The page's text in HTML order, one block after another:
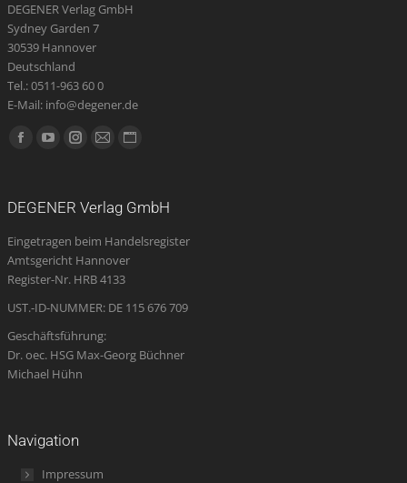
DEGENER Verlag GmbH
Sydney Garden 7
30539 Hannover
Deutschland
Tel.: 0511-963 60 0
E-Mail: info@degener.de
Finden Sie uns auf:
Facebook
new
window
YouTube
new
window
Instagram
new
window
E-
opens
in
new
Website
new
DEGENER Verlag GmbH
Eingetragen beim Handelsregister
Amtsgericht Hannover
Register-Nr. HRB 4133
UST.-ID-NUMMER: DE 115 676 709
Geschäftsführung:
Dr. oec. HSG Max-Georg Büchner
Michael Hühn
Navigation
Impressum